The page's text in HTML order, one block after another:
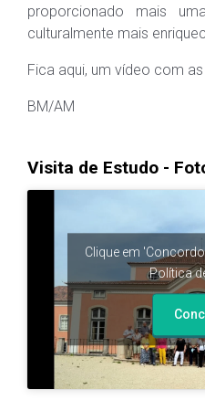
proporcionado mais
culturalmente mais
Fica aqui, um vídeo com
BM/AM
Visita de Estudo -
Clique em
Política